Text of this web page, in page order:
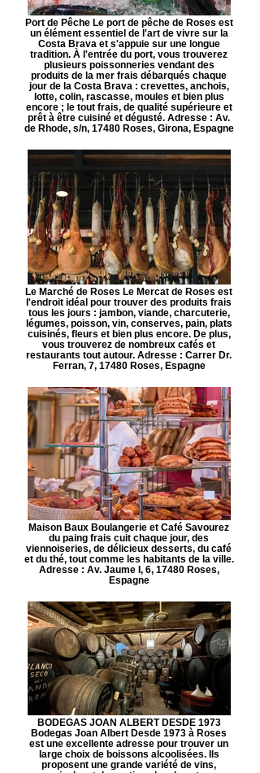
Port de Pêche Le port de pêche de Roses est
un élément essentiel de l'art de vivre sur la
Costa Brava et s'appuie sur une longue
tradition. À l'entrée du port, vous trouverez
plusieurs poissonneries vendant des
produits de la mer frais débarqués chaque
jour de la Costa Brava : crevettes, anchois,
lotte, colin, rascasse, moules et bien plus
encore ; le tout frais, de qualité supérieure et
prêt à être cuisiné et dégusté. Adresse : Av.
de Rhode, s/n, 17480 Roses, Girona, Espagne
Le Marché de Roses Le Mercat de Roses est
l'endroit idéal pour trouver des produits frais
tous les jours : jambon, viande, charcuterie,
légumes, poisson, vin, conserves, pain, plats
cuisinés, fleurs et bien plus encore. De plus,
vous trouverez de nombreux cafés et
restaurants tout autour. Adresse : Carrer Dr.
Ferran, 7, 17480 Roses, Espagne
Maison Baux Boulangerie et Café Savourez
du paing frais cuit chaque jour, des
viennoiseries, de délicieux desserts, du café
et du thé, tout comme les habitants de la ville.
Adresse : Av. Jaume I, 6, 17480 Roses,
Espagne
BODEGAS JOAN ALBERT DESDE 1973
Bodegas Joan Albert Desde 1973 à Roses
est une excellente adresse pour trouver un
large choix de boissons alcoolisées. Ils
proposent une grande variété de vins,